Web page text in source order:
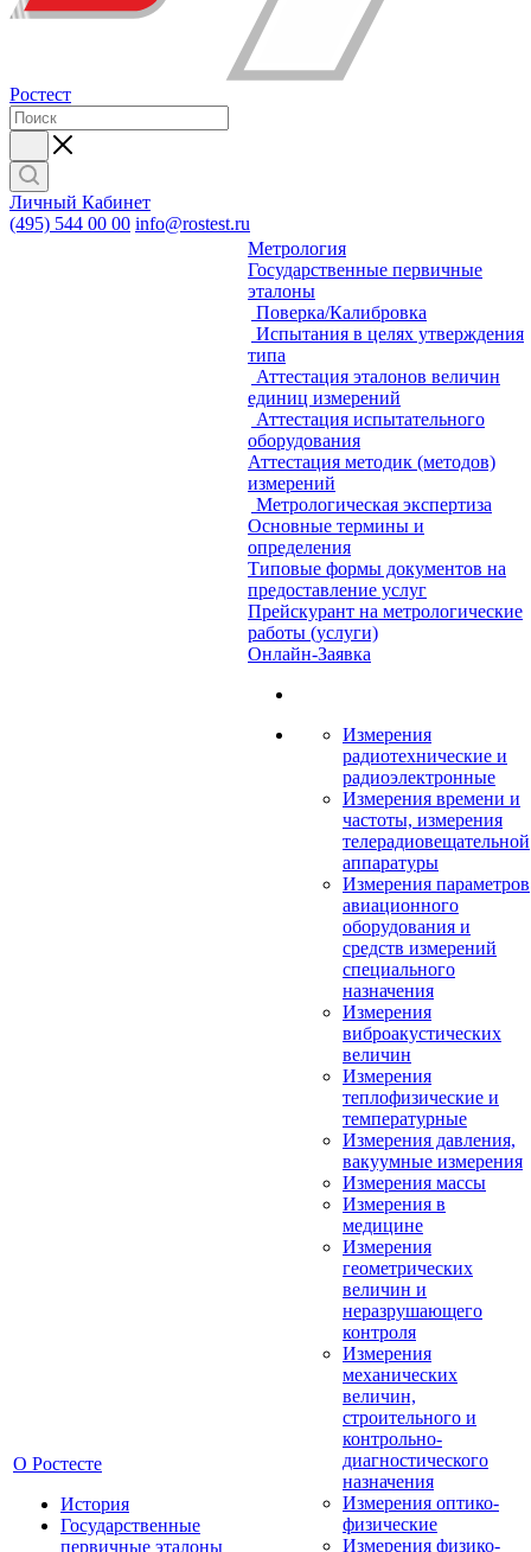
Ростест
Личный Кабинет
(495) 544 00 00 info@rostest.ru
О Ростесте
История
Государственные
первичные эталоны
Метрология
Государственные первичные
эталоны
Поверка/Калибровка
Испытания в целях утверждения
типа
Аттестация эталонов величин
единиц измерений
Аттестация испытательного
оборудования
Аттестация методик (методов)
измерений
Метрологическая экспертиза
Основные термины и
определения
Типовые формы документов на
предоставление услуг
Прейскурант на метрологические
работы (услуги)
Онлайн-Заявка
Измерения
радиотехнические и
радиоэлектронные
Измерения времени и
частоты, измерения
телерадиовещательной
аппаратуры
Измерения параметров
авиационного
оборудования и
средств измерений
специального
назначения
Измерения
виброакустических
величин
Измерения
теплофизические и
температурные
Измерения давления,
вакуумные измерения
Измерения массы
Измерения в
медицине
Измерения
геометрических
величин и
неразрушающего
контроля
Измерения
механических
величин,
строительного и
контрольно-
диагностического
назначения
Измерения оптико-
физические
Измерения физико-